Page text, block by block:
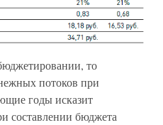
то
потоков при
годы исказит
составлении бюджета